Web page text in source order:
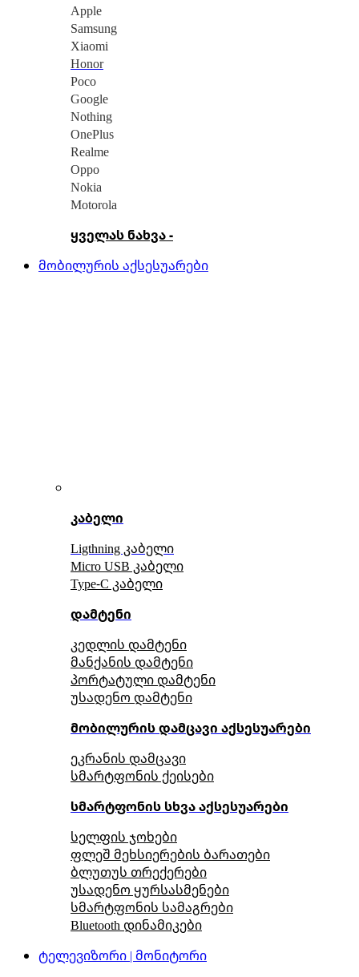
Apple
Samsung
Xiaomi
Honor
Poco
Google
Nothing
OnePlus
Realme
Oppo
Nokia
Motorola
ყველას ნახვა -
მობილურის აქსესუარები
კაბელი
Ligthning კაბელი
Micro USB კაბელი
Type-C კაბელი
დამტენი
კედლის დამტენი
მანქანის დამტენი
პორტატული დამტენი
უსადენო დამტენი
მობილურის დამცავი აქსესუარები
ეკრანის დამცავი
სმარტფონის ქეისები
სმარტფონის სხვა აქსესუარები
სელფის ჯოხები
ფლეშ მეხსიერების ბარათები
ბლუთუს თრექერები
უსადენო ყურსასმენები
სმარტფონის სამაგრები
Bluetooth დინამიკები
ტელევიზორი | მონიტორი